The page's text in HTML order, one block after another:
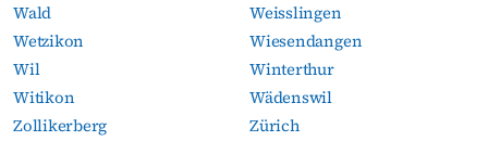
Wald
Weisslingen
Wetzikon
Wiesendangen
Wil
Winterthur
Witikon
Wädenswil
Zollikerberg
Zürich